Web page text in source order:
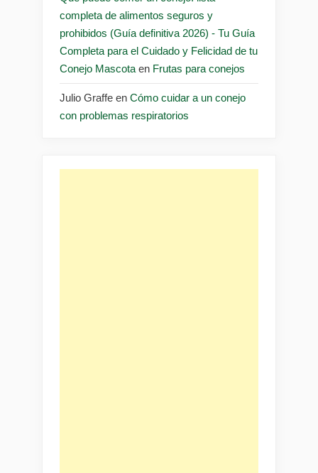
completa de alimentos seguros y
prohibidos (Guía definitiva 2026) - Tu Guía
Completa para el Cuidado y Felicidad de tu
Conejo Mascota en Frutas para conejos
Julio Graffe en Cómo cuidar a un conejo
con problemas respiratorios